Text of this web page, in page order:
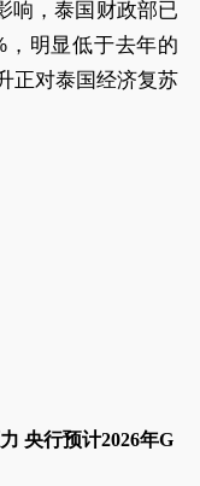
响，泰国财政部已
，明显低于去年的
正对泰国经济复苏
G